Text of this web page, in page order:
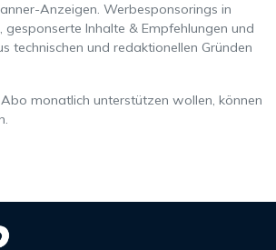
Anzeigen. Werbesponsorings in
Inhalte & Empfehlungen und
technischen und redaktionellen Gründen
monatlich unterstützen wollen, können